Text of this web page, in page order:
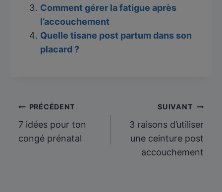
Comment gérer la fatigue après
l’accouchement
Quelle tisane post partum dans son
placard ?
Navigation
de
PRÉCÉDENT
7 idées pour ton
congé prénatal
SUIVANT
3 raisons d’utiliser
une ceinture post
accouchement